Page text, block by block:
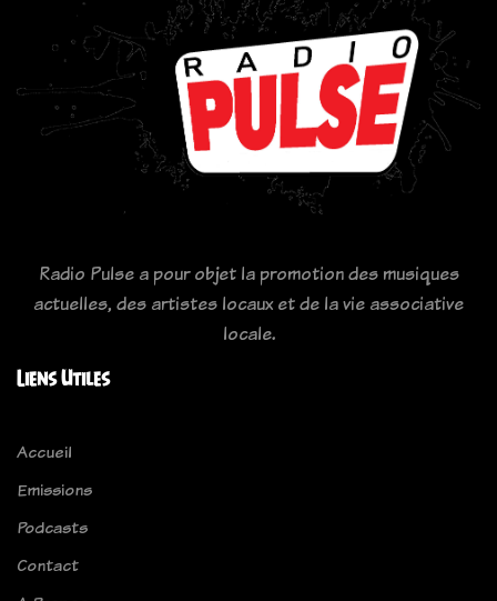
Radio Pulse a pour objet la promotion des musiques
actuelles, des artistes locaux et de la vie associative
locale.
Liens Utiles
Accueil
Emissions
Podcasts
Contact